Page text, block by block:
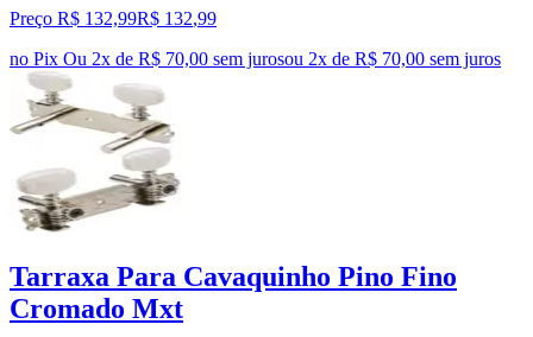
Preço R$ 132,99R$ 132,99
no Pix Ou 2x de R$ 70,00 sem jurosou 2x de R$ 70,00 sem juros
Tarraxa Para Cavaquinho Pino Fino
Cromado Mxt